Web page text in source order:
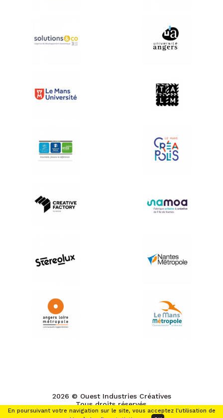
2026 © Ouest Industries Créatives
Tous droits réservés.
En poursuivant votre navigation sur le site, vous acceptez l'utilisation de